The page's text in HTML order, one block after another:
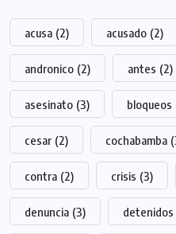
acusa (2) acusado (2)
andronico (2) antes (2)
asesinato (3) bloqueos
cesar (2) cochabamba
contra (2) crisis (3)
denuncia (3) detenidos